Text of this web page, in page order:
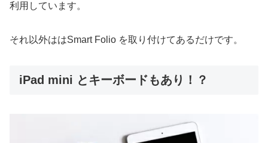
利用しています。
それ以外ははSmart Folio を取り付けてあるだけです。
iPad mini とキーボードもあり！？